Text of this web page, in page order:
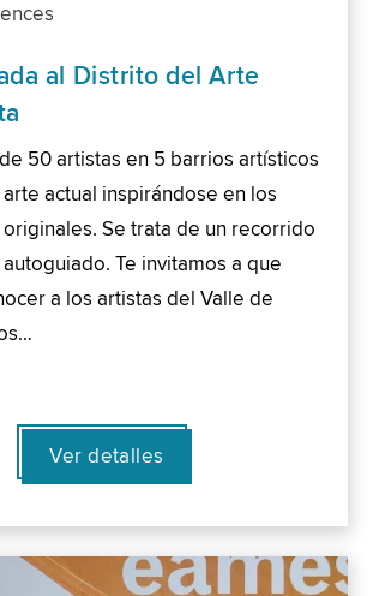
al Distrito del Arte
50 artistas en 5 barrios artísticos
actual inspirándose en los
Se trata de un recorrido
autoguiado. Te invitamos a que
a los artistas del Valle de
Ver detalles